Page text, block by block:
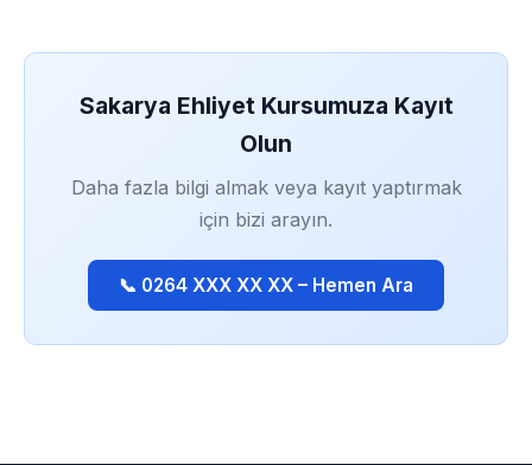
Sakarya Ehliyet Kursumuza Kayıt
Olun
Daha fazla bilgi almak veya kayıt yaptırmak
için bizi arayın.
📞 0264 XXX XX XX – Hemen Ara